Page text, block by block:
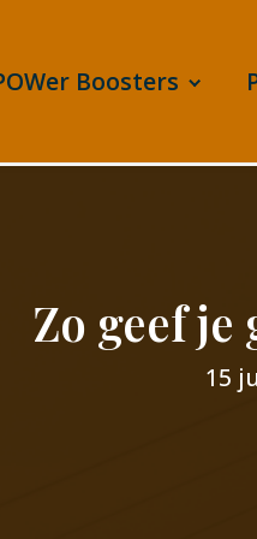
Boosters
Zo geef je
15